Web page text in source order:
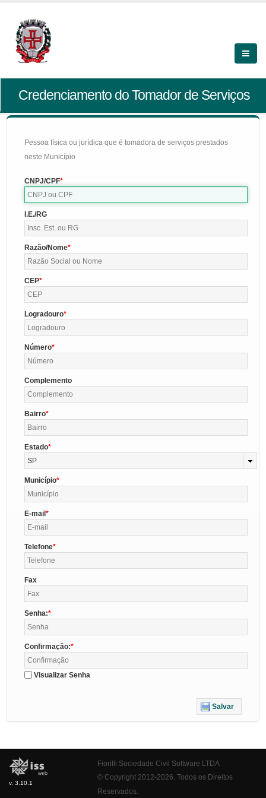
Credenciamento do Tomador de Serviços
Pessoa física ou jurídica que é tomadora de serviços prestados
neste Município
CNPJ/CPF
I.E./RG
Razão/Nome
CEP
Logradouro
Número
Complemento
Bairro
Estado
SP
Município
E-mail
Telefone
Fax
Senha:
Confirmação:
Visualizar Senha
Salvar
v. 3.10.1
Fiorilli Sociedade Civil Software LTDA
© Copyright 2012-2026. Todos os Direitos
Reservados.